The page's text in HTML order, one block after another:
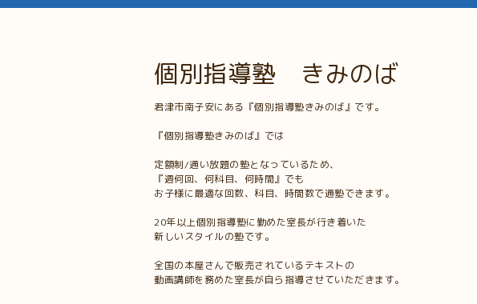
個別指導塾 きみのば
君津市南子安にある『個別指導塾きみのば』です。
『個別指導塾きみのば』では
定額制/通い放題の塾となっているため、
『週何回、何科目、何時間』でも
お子様に最適な回数、科目、時間数で通塾できます。
20年以上個別指導塾に勤めた室長が行き着いた
新しいスタイルの塾です。
全国の本屋さんで販売されているテキストの
動画講師を務めた室長が自ら指導させていただきます。